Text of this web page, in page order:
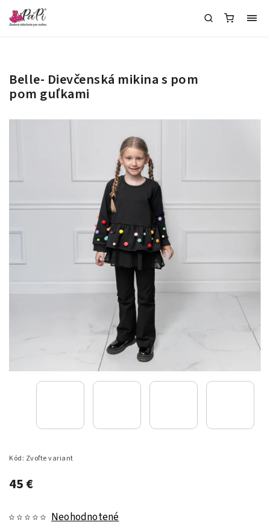
Belle- Dievčenská mikina s pom
pom guľkami
Kód: Zvoľte variant
45 €
Neohodnotené